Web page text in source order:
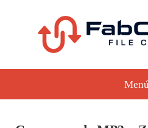
Menú